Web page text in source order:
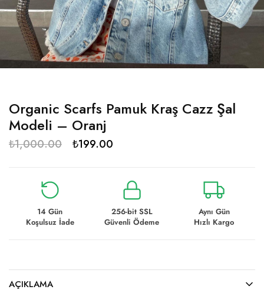
Organic Scarfs Pamuk Kraş Cazz Şal
Modeli – Oranj
₺1,000.00 ₺199.00
14 Gün
Koşulsuz İade
256-bit SSL
Güvenli Ödeme
Aynı Gün
Hızlı Kargo
AÇIKLAMA